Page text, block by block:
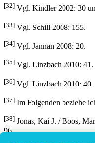
[32] Vgl. Kindler 2002: 30
[33] Vgl. Schill 2008: 155.
[34] Vgl. Jannan 2008: 20.
[35] Vgl. Linzbach 2010: 41.
[36] Vgl. Linzbach 2010: 40.
[37] Im Folgenden beziehe
[38] Jonas, Kai J. / Boos,
96.